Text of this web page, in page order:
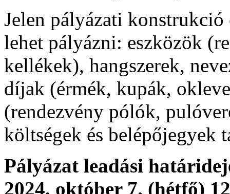
Jelen pályázati konstrukció
lehet pályázni: eszközök
kellékek), hangszerek,
díjak (érmék, kupák,
(rendezvény pólók,
költségek és belépőjegyek
Pályázat leadási
2024. október 7. (hétfő)